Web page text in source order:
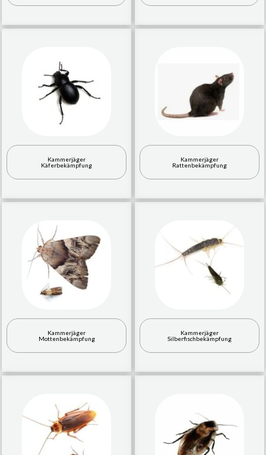
Kammerjäger
Käferbekämpfung
Kammerjäger
Rattenbekämpfung
Kammerjäger
Mottenbekämpfung
Kammerjäger
Silberfischbekämpfung